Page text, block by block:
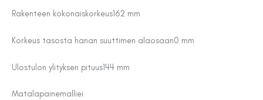
Rakenteen kokonaiskorkeus162 mm
Korkeus tasosta hanan suuttimen alaosaan0 mm
Ulostulon ylityksen pituus144 mm
Matalapainemalliei